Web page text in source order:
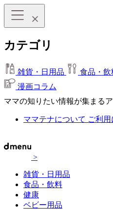
カテゴリ
雑貨・日用品 食品・飲
漫画コラム
ママの知りたい情報が集まる
ママテナについて ご利
>
雑貨・日用品
食品・飲料
健康
ベビー用品